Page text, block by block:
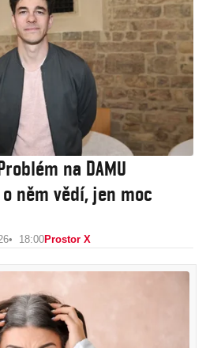
na DAMU
něm vědí, jen moc
18:00Prostor X